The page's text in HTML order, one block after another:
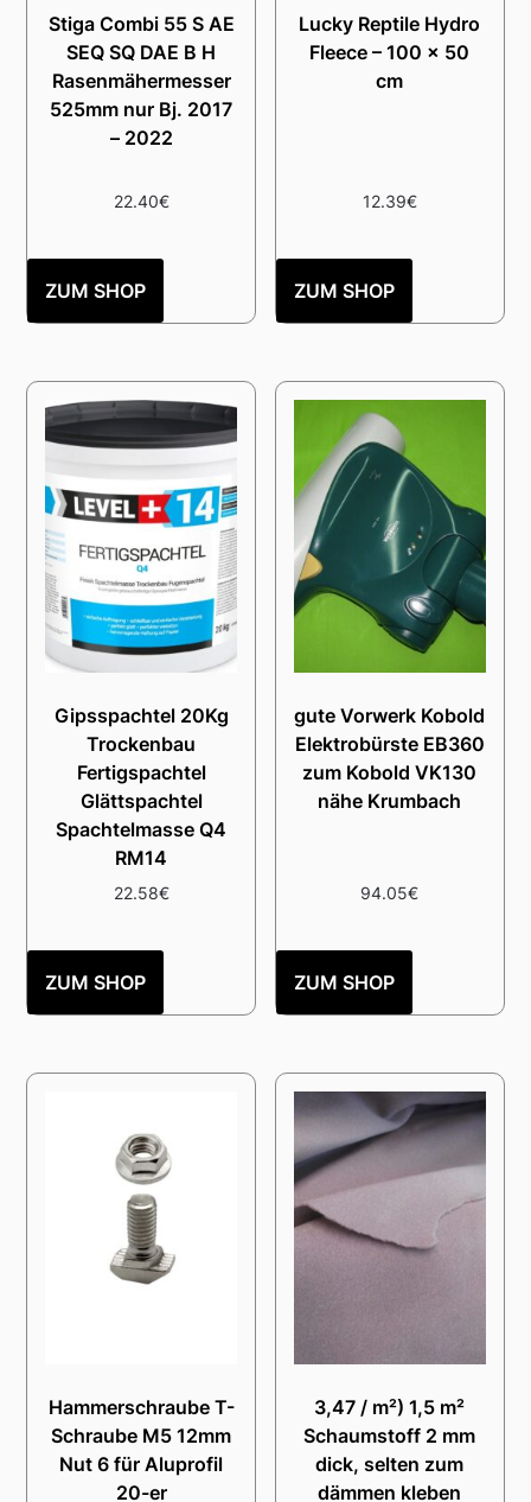
Stiga Combi 55 S AE
SEQ SQ DAE B H
Rasenmähermesser
525mm nur Bj. 2017
– 2022
22.40€
ZUM SHOP
Lucky Reptile Hydro
Fleece – 100 x 50
cm
12.39€
ZUM SHOP
Gipsspachtel 20Kg
Trockenbau
Fertigspachtel
Glättspachtel
Spachtelmasse Q4
RM14
22.58€
ZUM SHOP
gute Vorwerk Kobold
Elektrobürste EB360
zum Kobold VK130
nähe Krumbach
94.05€
ZUM SHOP
Hammerschraube T-
Schraube M5 12mm
Nut 6 für Aluprofil
20-er
3,47 / m²) 1,5 m²
Schaumstoff 2 mm
dick, selten zum
dämmen kleben